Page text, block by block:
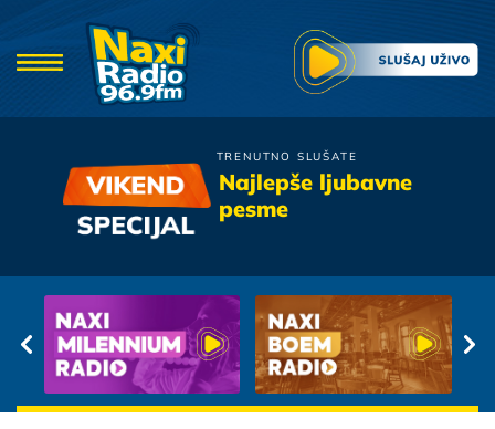
TRENUTNO SLUŠATE
Najlepše ljubavne
pesme
Goca Trzan